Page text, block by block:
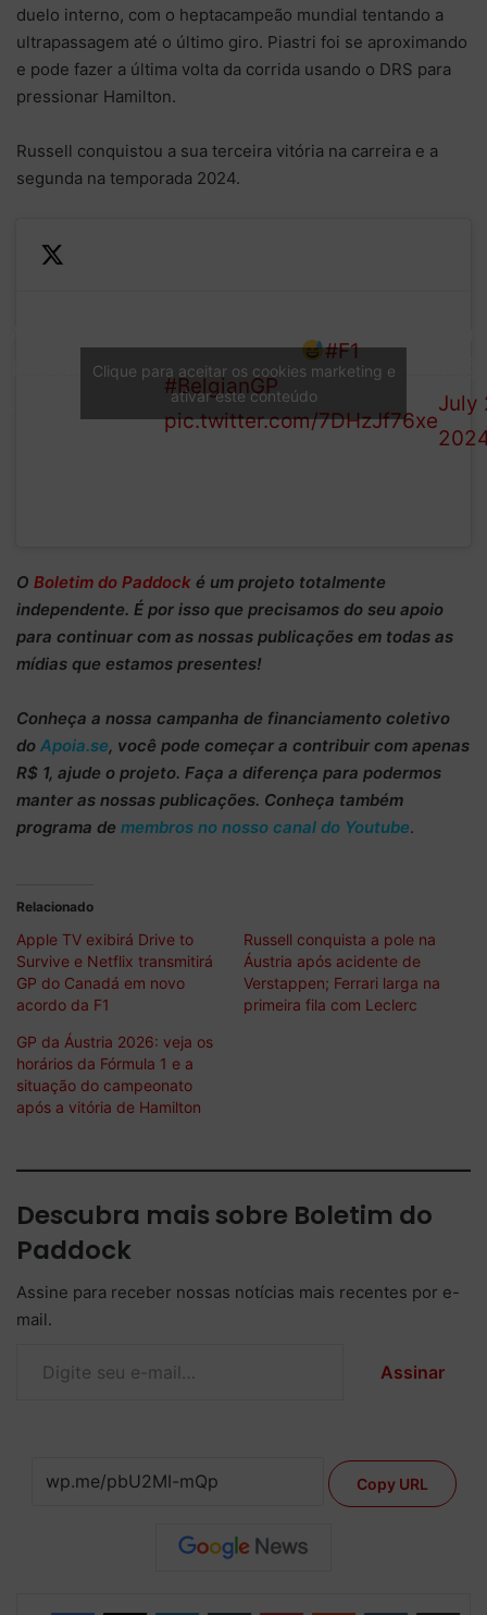
duelo interno, com o heptacampeão mundial tentando a
ultrapassagem até o último giro. Piastri foi se aproximando
e pode fazer a última volta da corrida usando o DRS para
pressionar Hamilton.
Russell conquistou a sua terceira vitória na carreira e a
segunda na temporada 2024.
the top three!
#F1
#BelgianGP
pic.twitter.com/7DHzJf76xe
July
Clique para aceitar os cookies marketing e
ativar este conteúdo
O Boletim do Paddock é um projeto totalmente
independente. É por isso que precisamos do seu apoio
para continuar com as nossas publicações em todas as
mídias que estamos presentes!
Conheça a nossa campanha de financiamento coletivo
do Apoia.se, você pode começar a contribuir com apenas
R$ 1, ajude o projeto. Faça a diferença para podermos
manter as nossas publicações. Conheça também
programa de membros no nosso canal do Youtube.
Relacionado
Apple TV exibirá Drive to
Survive e Netflix transmitirá
GP do Canadá em novo
acordo da F1
Russell conquista a pole na
Áustria após acidente de
Verstappen; Ferrari larga na
primeira fila com Leclerc
GP da Áustria 2026: veja os
horários da Fórmula 1 e a
situação do campeonato
após a vitória de Hamilton
Descubra mais sobre Boletim do
Paddock
Assine para receber nossas notícias mais recentes por e-
mail.
Assinar
Copy URL